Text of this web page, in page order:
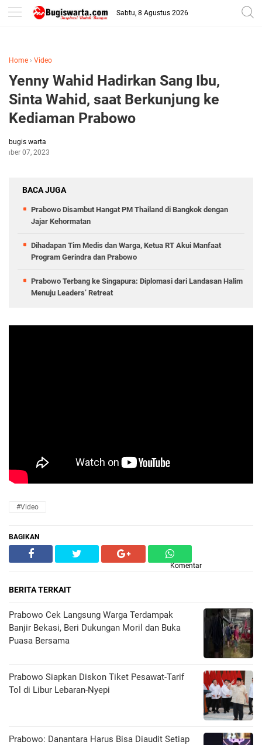
-->
Sabtu, 8 Agustus 2026
Home › Video
Yenny Wahid Hadirkan Sang Ibu,
Sinta Wahid, saat Berkunjung ke
Kediaman Prabowo
bugis warta
07, 2023
BACA JUGA
Prabowo Disambut Hangat PM Thailand di Bangkok dengan
Jajar Kehormatan
Dihadapan Tim Medis dan Warga, Ketua RT Akui Manfaat
Program Gerindra dan Prabowo
Prabowo Terbang ke Singapura: Diplomasi dari Landasan Halim
Menuju Leaders’ Retreat
#Video
BAGIKAN
Komentar
BERITA TERKAIT
Prabowo Cek Langsung Warga Terdampak
Banjir Bekasi, Beri Dukungan Moril dan Buka
Puasa Bersama
Prabowo Siapkan Diskon Tiket Pesawat-Tarif
Tol di Libur Lebaran-Nyepi
Prabowo: Danantara Harus Bisa Diaudit Setiap